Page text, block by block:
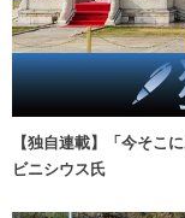
【独自連載】「今そこ
ビニシウス氏